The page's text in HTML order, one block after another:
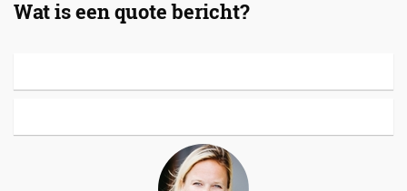
Wat is een quote bericht?